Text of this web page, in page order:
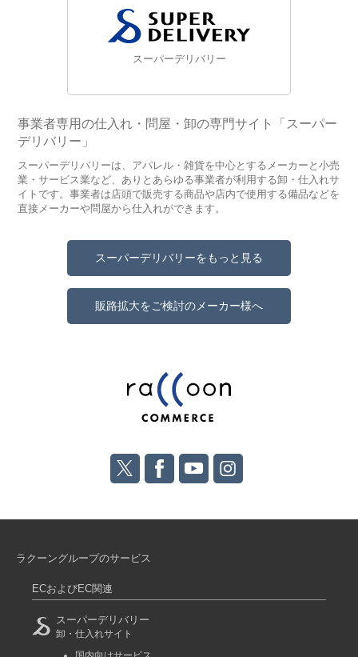
スーパーデリバリー
事業者専用の仕入れ・問屋・卸の専門サイト「スーパー
デリバリー」
スーパーデリバリーは、アパレル・雑貨を中心とするメーカーと小売
業・サービス業など、ありとあらゆる事業者が利用する卸・仕入れサ
イトです。事業者は店頭で販売する商品や店内で使用する備品などを
直接メーカーや問屋から仕入れができます。
スーパーデリバリーをもっと見る
販路拡大をご検討のメーカー様へ
ラクーングループのサービス
ECおよびEC関連
スーパーデリバリー
卸・仕入れサイト